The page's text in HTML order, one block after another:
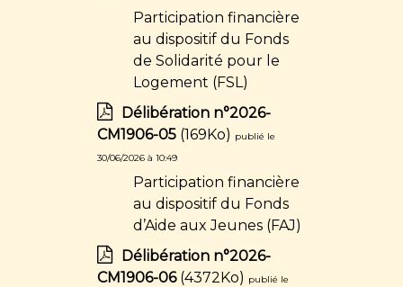
Participation financière
au dispositif du Fonds
de Solidarité pour le
Logement (FSL)
Délibération n°2026-
CM1906-05(169Ko) publié le
30/06/2026 à 10:49
Participation financière
au dispositif du Fonds
d’Aide aux Jeunes (FAJ)
Délibération n°2026-
CM1906-06(4372Ko) publié le